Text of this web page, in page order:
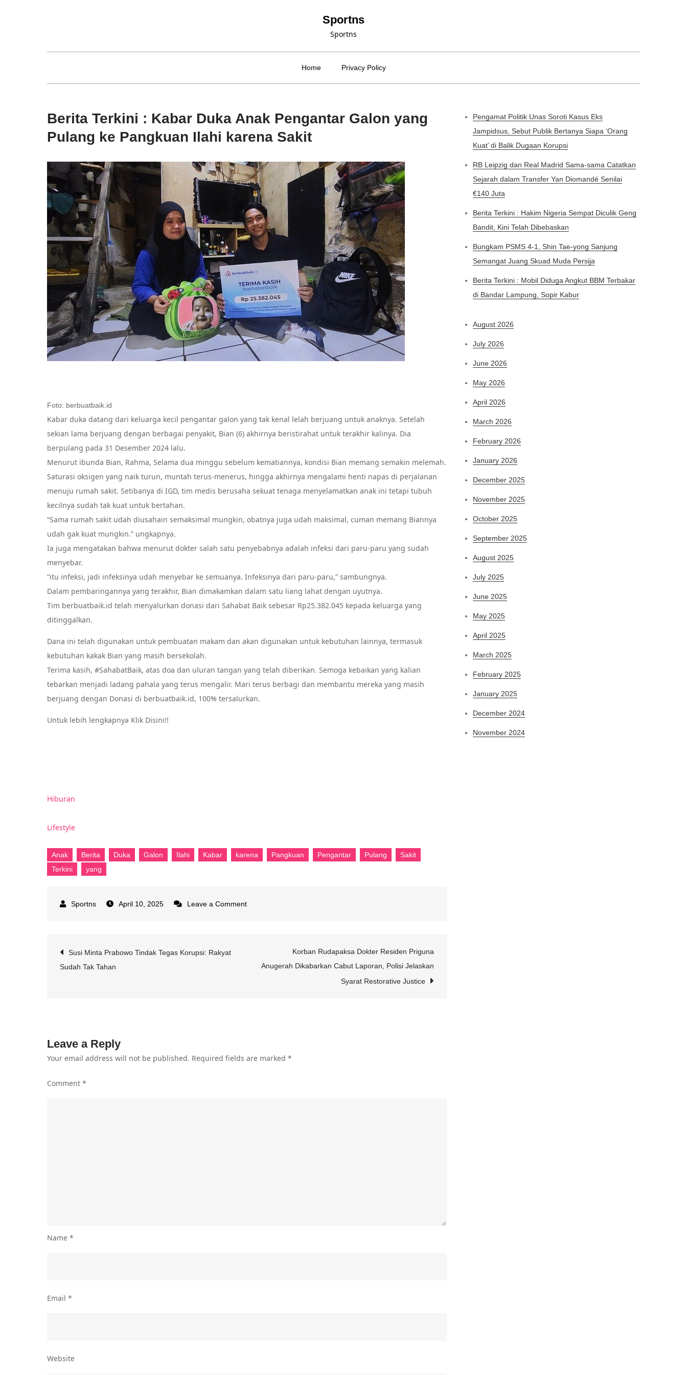
Sportns
Sportns
Home Privacy Policy
Berita Terkini : Kabar Duka Anak Pengantar Galon yang
Pulang ke Pangkuan Ilahi karena Sakit
Foto: berbuatbaik.id
Kabar duka datang dari keluarga kecil pengantar galon yang tak kenal lelah berjuang untuk anaknya. Setelah
sekian lama berjuang dengan berbagai penyakit, Bian (6) akhirnya beristirahat untuk terakhir kalinya. Dia
berpulang pada 31 Desember 2024 lalu.
Menurut ibunda Bian, Rahma, Selama dua minggu sebelum kematiannya, kondisi Bian memang semakin melemah.
Saturasi oksigen yang naik turun, muntah terus-menerus, hingga akhirnya mengalami henti napas di perjalanan
menuju rumah sakit. Setibanya di IGD, tim medis berusaha sekuat tenaga menyelamatkan anak ini tetapi tubuh
kecilnya sudah tak kuat untuk bertahan.
“Sama rumah sakit udah diusahain semaksimal mungkin, obatnya juga udah maksimal, cuman memang Biannya
udah gak kuat mungkin.” ungkapnya.
Ia juga mengatakan bahwa menurut dokter salah satu penyebabnya adalah infeksi dari paru-paru yang sudah
menyebar.
“itu infeksi, jadi infeksinya udah menyebar ke semuanya. Infeksinya dari paru-paru,” sambungnya.
Dalam pembaringannya yang terakhir, Bian dimakamkan dalam satu liang lahat dengan uyutnya.
Tim berbuatbaik.id telah menyalurkan donasi dari Sahabat Baik sebesar Rp25.382.045 kepada keluarga yang
ditinggalkan.
Dana ini telah digunakan untuk pembuatan makam dan akan digunakan untuk kebutuhan lainnya, termasuk
kebutuhan kakak Bian yang masih bersekolah.
Terima kasih, #SahabatBaik, atas doa dan uluran tangan yang telah diberikan. Semoga kebaikan yang kalian
tebarkan menjadi ladang pahala yang terus mengalir. Mari terus berbagi dan membantu mereka yang masih
berjuang dengan Donasi di berbuatbaik.id, 100% tersalurkan.
Untuk lebih lengkapnya Klik Disini!!
Hiburan
Lifestyle
Anak Berita Duka Galon Ilahi Kabar karena Pangkuan Pengantar Pulang
Sakit
Terkini
yang
April 10, 2025 Leave a Commenton
ke
Post
Susi Minta Prabowo Tindak Tegas Korupsi: Rakyat
Sudah Tak Tahan
Korban Rudapaksa Dokter Residen Priguna
Anugerah Dikabarkan Cabut Laporan, Polisi Jelaskan
Syarat Restorative Justice
Leave a Reply
Your email address will not be published. Required fields are marked *
Comment *
Name *
Email *
Website
Pengamat Politik Unas Soroti Kasus Eks
Jampidsus, Sebut Publik Bertanya Siapa ‘Orang
Kuat’ di Balik Dugaan Korupsi
RB Leipzig dan Real Madrid Sama-sama Catatkan
Sejarah dalam Transfer Yan Diomandé Senilai
€140 Juta
Berita Terkini : Hakim Nigeria Sempat Diculik Geng
Bandit, Kini Telah Dibebaskan
Bungkam PSMS 4-1, Shin Tae-yong Sanjung
Semangat Juang Skuad Muda Persija
Berita Terkini : Mobil Diduga Angkut BBM Terbakar
di Bandar Lampung, Sopir Kabur
August 2026
July 2026
June 2026
May 2026
April 2026
March 2026
February 2026
January 2026
December 2025
November 2025
October 2025
September 2025
August 2025
July 2025
June 2025
May 2025
April 2025
March 2025
February 2025
January 2025
December 2024
November 2024